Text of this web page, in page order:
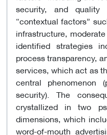
security, and
“contextual factors”
infrastructure,
identified strategies
process transparency,
services, which act as
central phenomenon
security). The
crystallized in two
dimensions, which
word-of-mouth